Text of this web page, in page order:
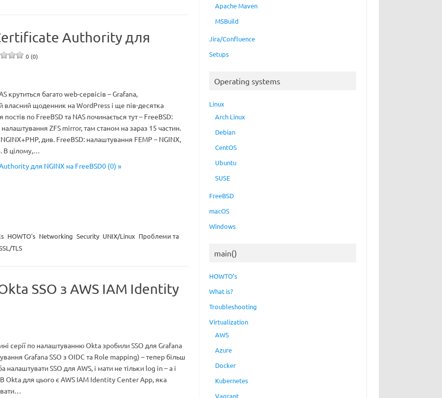
Authority для
0 (0)
крутиться багато web-сервісів – Grafana,
щоденник на WordPress і ще пів-десятка
постів по FreeBSD та NAS починається тут – FreeBSD:
ZFS mirror, там станом на зараз 15 частин.
див. FreeBSD: налаштування FEMP – NGINX,
В цілому,…
для NGINX на FreeBSD0 (0) »
HOWTO's Networking Security UNIX/Linux Проблеми та
TLS
SSO з AWS IAM Identity
серії по налаштуванню Okta зробили SSO для Grafana
Grafana SSO з OIDC та Role mapping) – тепер більш
налаштувати SSO для AWS, і мати не тільки log in – а і
Okta для цього є AWS IAM Identity Center App, яка
Apache Maven
MSBuild
Jira/Confluence
Setups
Operating systems
Linux
Arch Linux
Debian
CentOS
Ubuntu
SUSE
FreeBSD
macOS
Windows
main()
HOWTO’s
What is?
Troubleshooting
Virtualization
AWS
Azure
Docker
Kubernetes
Vagrant